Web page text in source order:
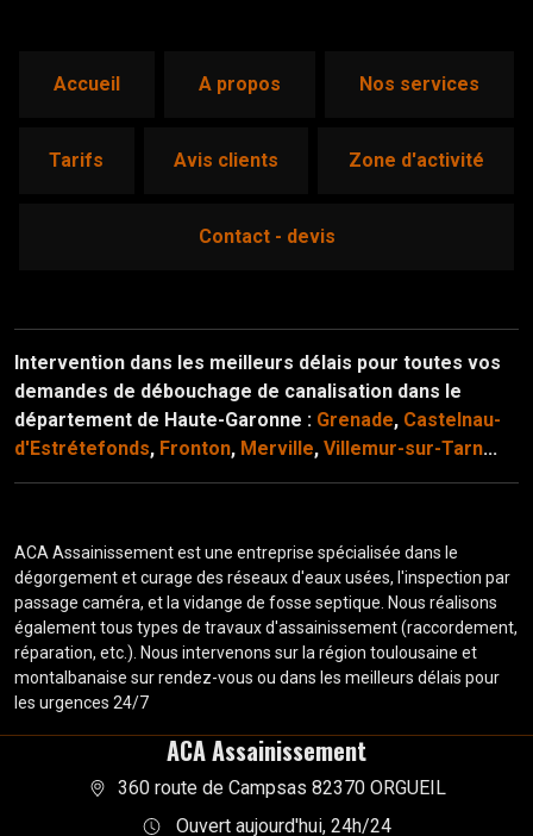
accueil a propos nos services
tarifs avis clients zone d'activité
contact - devis
Intervention dans les meilleurs délais pour toutes vos
demandes de débouchage de canalisation dans le
département de Haute-Garonne : Grenade, Castelnau-
d'Estrétefonds, Fronton, Merville, Villemur-sur-Tarn...
ACA Assainissement est une entreprise spécialisée dans le
dégorgement et curage des réseaux d'eaux usées, l'inspection par
passage caméra, et la vidange de fosse septique. Nous réalisons
également tous types de travaux d'assainissement (raccordement,
réparation, etc.). Nous intervenons sur la région toulousaine et
montalbanaise sur rendez-vous ou dans les meilleurs délais pour
les urgences 24/7
ACA Assainissement
360 route de Campsas 82370 ORGUEIL
Ouvert aujourd'hui, 24h/24